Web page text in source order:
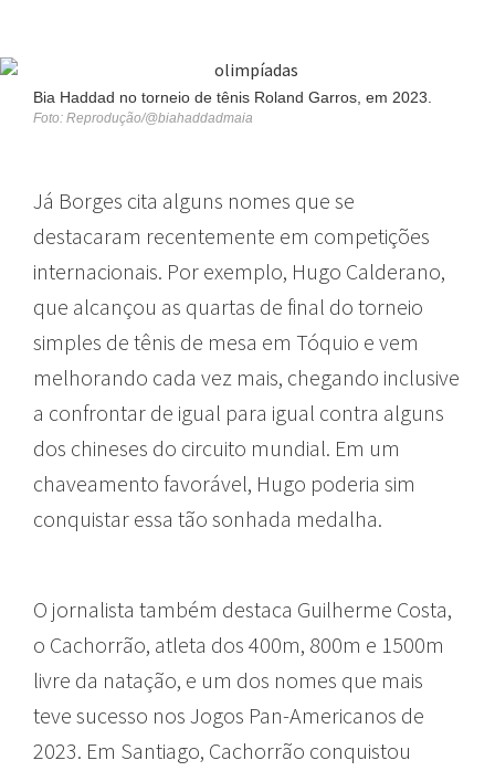
Bia Haddad no torneio de tênis Roland Garros, em 2023.
Foto: Reprodução/@biahaddadmaia
Já Borges cita alguns nomes que se
destacaram recentemente em competições
internacionais. Por exemplo, Hugo Calderano,
que alcançou as quartas de final do torneio
simples de tênis de mesa em Tóquio e vem
melhorando cada vez mais, chegando inclusive
a confrontar de igual para igual contra alguns
dos chineses do circuito mundial. Em um
chaveamento favorável, Hugo poderia sim
conquistar essa tão sonhada medalha.
O jornalista também destaca Guilherme Costa,
o Cachorrão, atleta dos 400m, 800m e 1500m
livre da natação, e um dos nomes que mais
teve sucesso nos Jogos Pan-Americanos de
2023. Em Santiago, Cachorrão conquistou